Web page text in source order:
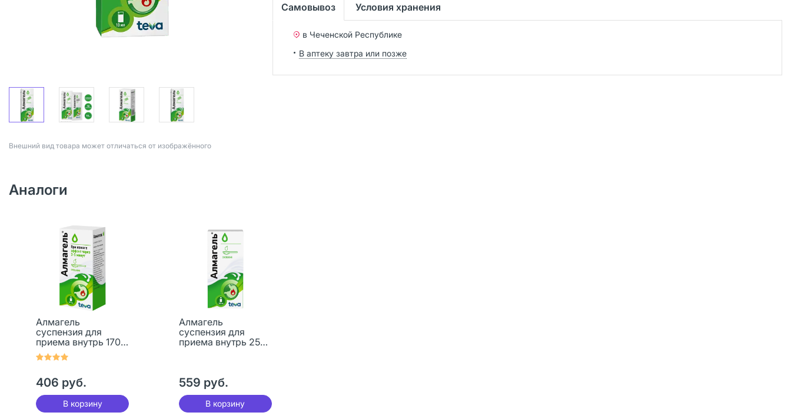
Bнешний вид товара может отличаться от изображённого
Самовывоз Условия хранения
в Чеченской Республике
В аптеку завтра или позже
Аналоги
Алмагель
суспензия для
приема внутрь 170
мл 1 шт
406 руб.
В корзину
Алмагель
суспензия для
приема внутрь 250
559 руб.
В корзину